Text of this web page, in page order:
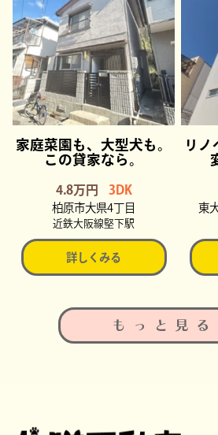
家庭菜園も、大型犬も。
この貸家なら。
4.8万円 3DK
柏原市大県4丁目
近鉄大阪線堅下駅
詳しくみる
リノ
東
もっと見る